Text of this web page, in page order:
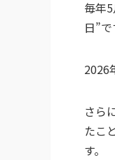
毎年
日”で
2026
さら
たこ
す。